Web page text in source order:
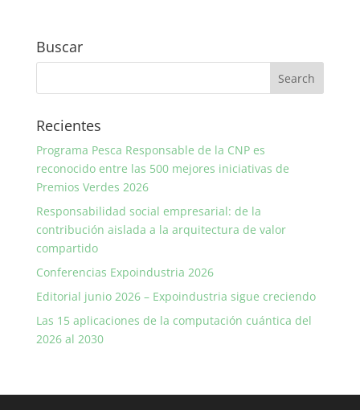
Buscar
Recientes
Programa Pesca Responsable de la CNP es
reconocido entre las 500 mejores iniciativas de
Premios Verdes 2026
Responsabilidad social empresarial: de la
contribución aislada a la arquitectura de valor
compartido
Conferencias Expoindustria 2026
Editorial junio 2026 – Expoindustria sigue creciendo
Las 15 aplicaciones de la computación cuántica del
2026 al 2030